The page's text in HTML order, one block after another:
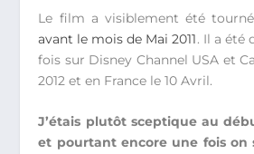
Le film a visiblement été
avant le mois de Mai 2011. Il a été
fois sur Disney Channel USA et
2012 et en France le 10 Avril.
J’étais plutôt sceptique au
et pourtant encore une fois on